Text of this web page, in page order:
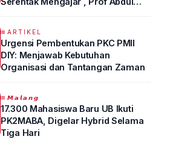
ARTIKEL
Urgensi Pembentukan PKC PMII
DIY: Menjawab Kebutuhan
Organisasi dan Tantangan Zaman
𝙈𝙖𝙡𝙖𝙣𝙜
17.300 Mahasiswa Baru UB Ikuti
PK2MABA, Digelar Hybrid Selama
Tiga Hari